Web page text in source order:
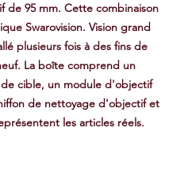
de 95 mm. Cette combinaison
Swarovision. Vision grand
plusieurs fois à des fins de
La boîte comprend un
cible, un module d'objectif
de nettoyage d'objectif et
les articles réels.